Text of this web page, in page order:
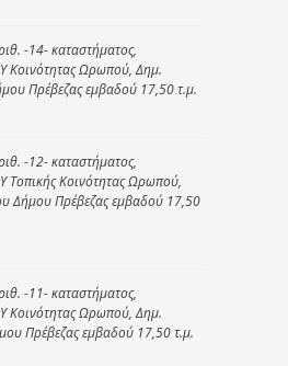
-14- καταστήματος,
Ωρωπού, Δημ.
Πρέβεζας εμβαδού 17,50 τ.μ.
-12- καταστήματος,
Κοινότητας Ωρωπού,
Δήμου Πρέβεζας εμβαδού 17,50
-11- καταστήματος,
Ωρωπού, Δημ.
Πρέβεζας εμβαδού 17,50 τ.μ.